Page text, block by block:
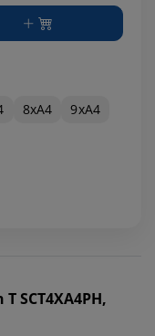
8xA4
9xA4
SCT4XA4PH,